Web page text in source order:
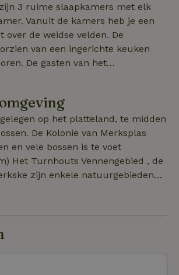
3 ruime slaapkamers met elk
Vanuit de kamers heb je een
de weidse velden. De
van een ingerichte keuken
De gasten van het
ook beschikken over een extra
aan bij onze grote tuin , waar het
is. De kinderen kunnen zich
met grote zandbak,
veld of fietsen op het erf. Ruimte
welkom.
op het platteland, te midden
De Kolonie van Merksplas
en vele bossen is te voet
Het Turnhouts Vennengebied , de
zijn enkele natuurgebieden
om te wandelen en te fietsen.